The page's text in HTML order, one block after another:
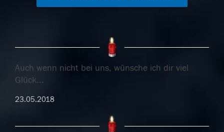
Auch wenn nicht bei uns, wünsche ich dir viel
Glück...
23.05.2018